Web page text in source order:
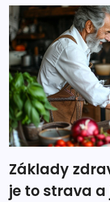
Základy
je to strava a